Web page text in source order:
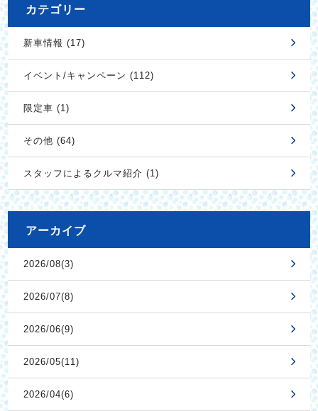
カテゴリー
新車情報 (17)
イベント/キャンペーン (112)
限定車 (1)
その他 (64)
スタッフによるクルマ紹介 (1)
アーカイブ
2026/08(3)
2026/07(8)
2026/06(9)
2026/05(11)
2026/04(6)